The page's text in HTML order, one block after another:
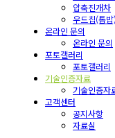
압축진개차
우드칩(톱
온라인 문의
온라인 문의
포토갤러리
포토갤러리
기술인증자료
기술인증자
고객센터
공지사항
자료실